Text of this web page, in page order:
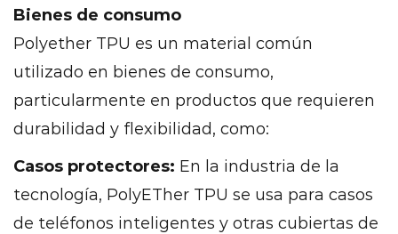
Bienes de consumo
Polyether TPU es un material común
utilizado en bienes de consumo,
particularmente en productos que requieren
durabilidad y flexibilidad, como:
Casos protectores: En la industria de la
tecnología, PolyETher TPU se usa para casos
de teléfonos inteligentes y otras cubiertas de